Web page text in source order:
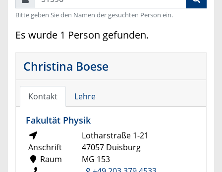
Bitte geben Sie den Namen der gesuchten Person ein.
Es wurde 1 Person gefunden.
Christina Boese
Kontakt Lehre
Fakultät Physik
Anschrift
Lotharstraße 1-21
47057 Duisburg
Raum
MG 153